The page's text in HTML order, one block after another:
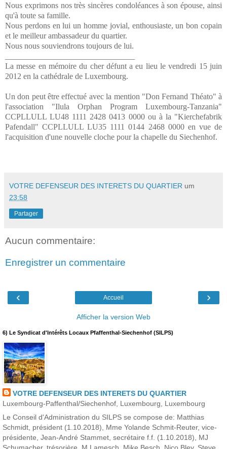
Nous exprimons nos très sincères condoléances à son épouse, ainsi
qu'à toute sa famille.
Nous perdons en lui un homme jovial, enthousiaste, un bon copain
et le meilleur ambassadeur du quartier.
Nous nous souviendrons toujours de lui.
La messe en mémoire du cher défunt a eu lieu le vendredi 15 juin
2012 en la cathédrale de Luxembourg.
Un don peut être effectué avec la mention "Don Fernand Théato" à
l'association "Ilula Orphan Program Luxembourg-Tanzania"
CCPLLULL LU48 1111 2428 0413 0000 ou à la "Kierchefabrik
Pafendall" CCPLLULL LU35 1111 0144 2468 0000 en vue de
l'acquisition d'une nouvelle cloche pour la chapelle du Siechenhof.
VOTRE DEFENSEUR DES INTERETS DU QUARTIER um
23:58
Partager
Aucun commentaire:
Enregistrer un commentaire
‹ ›
Accueil
Afficher la version Web
6) Le Syndicat d'Intérêts Locaux Pfaffenthal-Siechenhof (SILPS)
VOTRE DEFENSEUR DES INTERETS DU QUARTIER
Luxembourg-Paffenthal/Siechenhof, Luxembourg, Luxembourg
Le Conseil d'Administration du SILPS se compose de: Matthias
Schmidt, président (1.10.2018), Mme Yolande Schmit-Reuter, vice-
présidente, Jean-André Stammet, secrétaire f.f. (1.10.2018), MJ